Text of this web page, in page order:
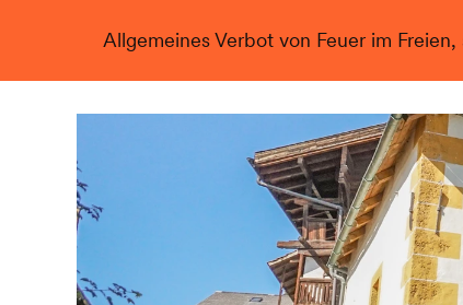
Allgemeines Verbot von Feuer im
Live